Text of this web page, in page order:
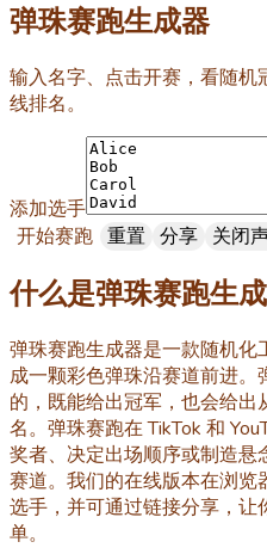
弹珠赛跑生成器
输入名字、点击开赛，看随
线排名。
添加选手
开始赛跑 重置 分享 关闭
什么是弹珠赛跑生
弹珠赛跑生成器是一款随机
成一颗彩色弹珠沿赛道前进
的，既能给出冠军，也会给
名。弹珠赛跑在 TikTok 和
奖者、决定出场顺序或制造
赛道。我们的在线版本在浏
选手，并可通过链接分享，让
单。